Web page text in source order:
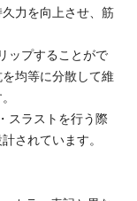
力を向上させ、筋
ップすることがで
均等に分散して維
スラストを行う際
されています。